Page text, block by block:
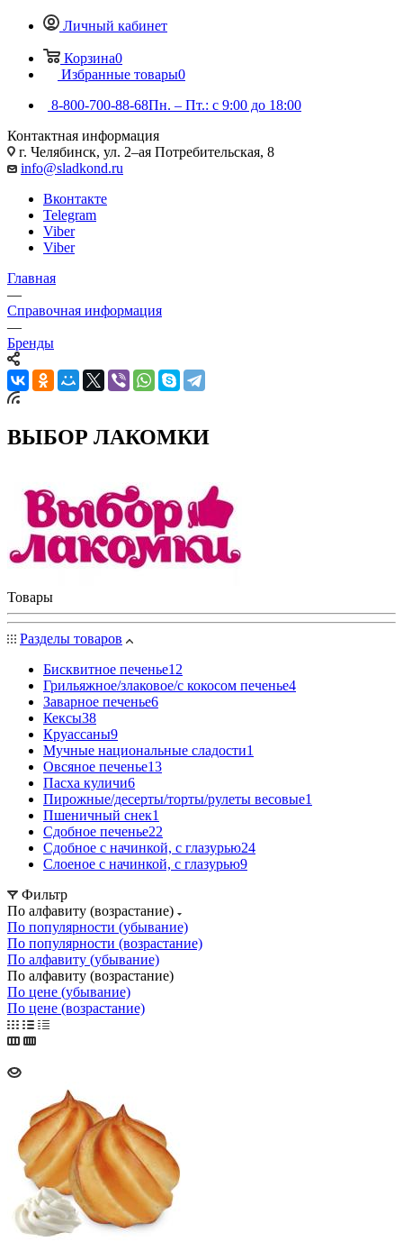
Личный кабинет
Корзина0
Избранные товары0
8-800-700-88-68Пн. – Пт.: с 9:00 до 18:00
Контактная информация
г. Челябинск, ул. 2–ая Потребительская, 8
info@sladkond.ru
Вконтакте
Telegram
Viber
Viber
Главная
—
Справочная информация
—
Бренды
ВЫБОР ЛАКОМКИ
Товары
Разделы товаров
Бисквитное печенье12
Грильяжное/злаковое/с кокосом печенье4
Заварное печенье6
Кексы38
Круассаны9
Мучные национальные сладости1
Овсяное печенье13
Пасха куличи6
Пирожные/десерты/торты/рулеты весовые1
Пшеничный снек1
Сдобное печенье22
Сдобное с начинкой, с глазурью24
Слоеное с начинкой, с глазурью9
Фильтр
По алфавиту (возрастание)
По популярности (убывание)
По популярности (возрастание)
По алфавиту (убывание)
По алфавиту (возрастание)
По цене (убывание)
По цене (возрастание)